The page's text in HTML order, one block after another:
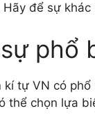
để sự
phổ
kí tự VN có
thể chọn lựa